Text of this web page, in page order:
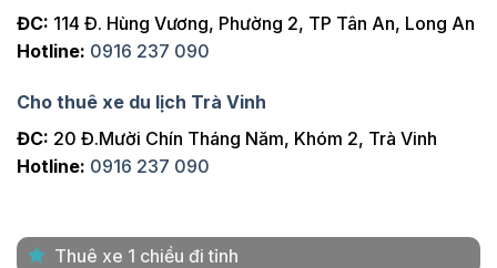
ĐC: 114 Đ. Hùng Vương, Phường 2, TP Tân An, Long An
Hotline: 0916 237 090
Cho thuê xe du lịch Trà Vinh
ĐC: 20 Đ.Mười Chín Tháng Năm, Khóm 2, Trà Vinh
Hotline: 0916 237 090
Thuê xe 1 chiều đi tỉnh